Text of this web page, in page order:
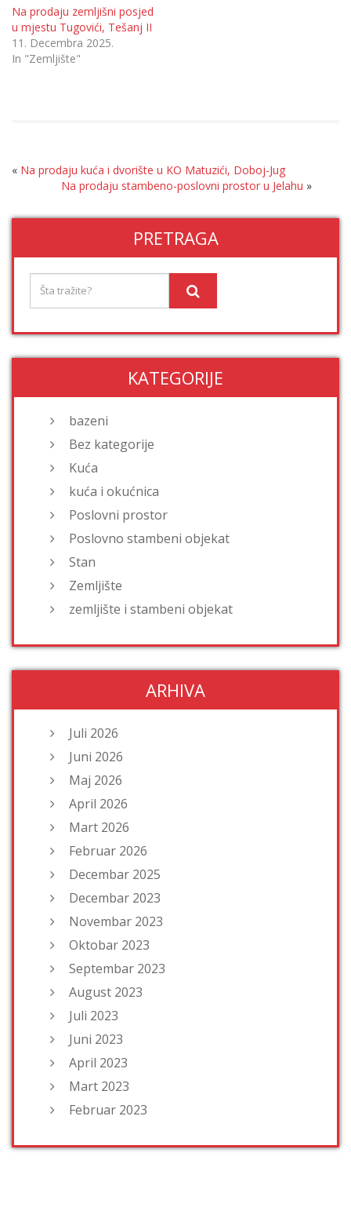
Na prodaju zemljišni posjed
u mjestu Tugovići, Tešanj II
11. Decembra 2025.
In "Zemljište"
« Na prodaju kuća i dvorište u KO Matuzići, Doboj-Jug
Na prodaju stambeno-poslovni prostor u Jelahu »
PRETRAGA
KATEGORIJE
bazeni
Bez kategorije
Kuća
kuća i okućnica
Poslovni prostor
Poslovno stambeni objekat
Stan
Zemljište
zemljište i stambeni objekat
ARHIVA
Juli 2026
Juni 2026
Maj 2026
April 2026
Mart 2026
Februar 2026
Decembar 2025
Decembar 2023
Novembar 2023
Oktobar 2023
Septembar 2023
August 2023
Juli 2023
Juni 2023
April 2023
Mart 2023
Februar 2023